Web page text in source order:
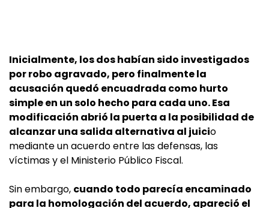
Inicialmente, los dos habían sido investigados
por robo agravado, pero finalmente la
acusación quedó encuadrada como hurto
simple en un solo hecho para cada uno. Esa
modificación abrió la puerta a la posibilidad de
alcanzar una salida alternativa al juicio
mediante un acuerdo entre las defensas, las
víctimas y el Ministerio Público Fiscal.
Sin embargo, cuando todo parecía encaminado
para la homologación del acuerdo, apareció el